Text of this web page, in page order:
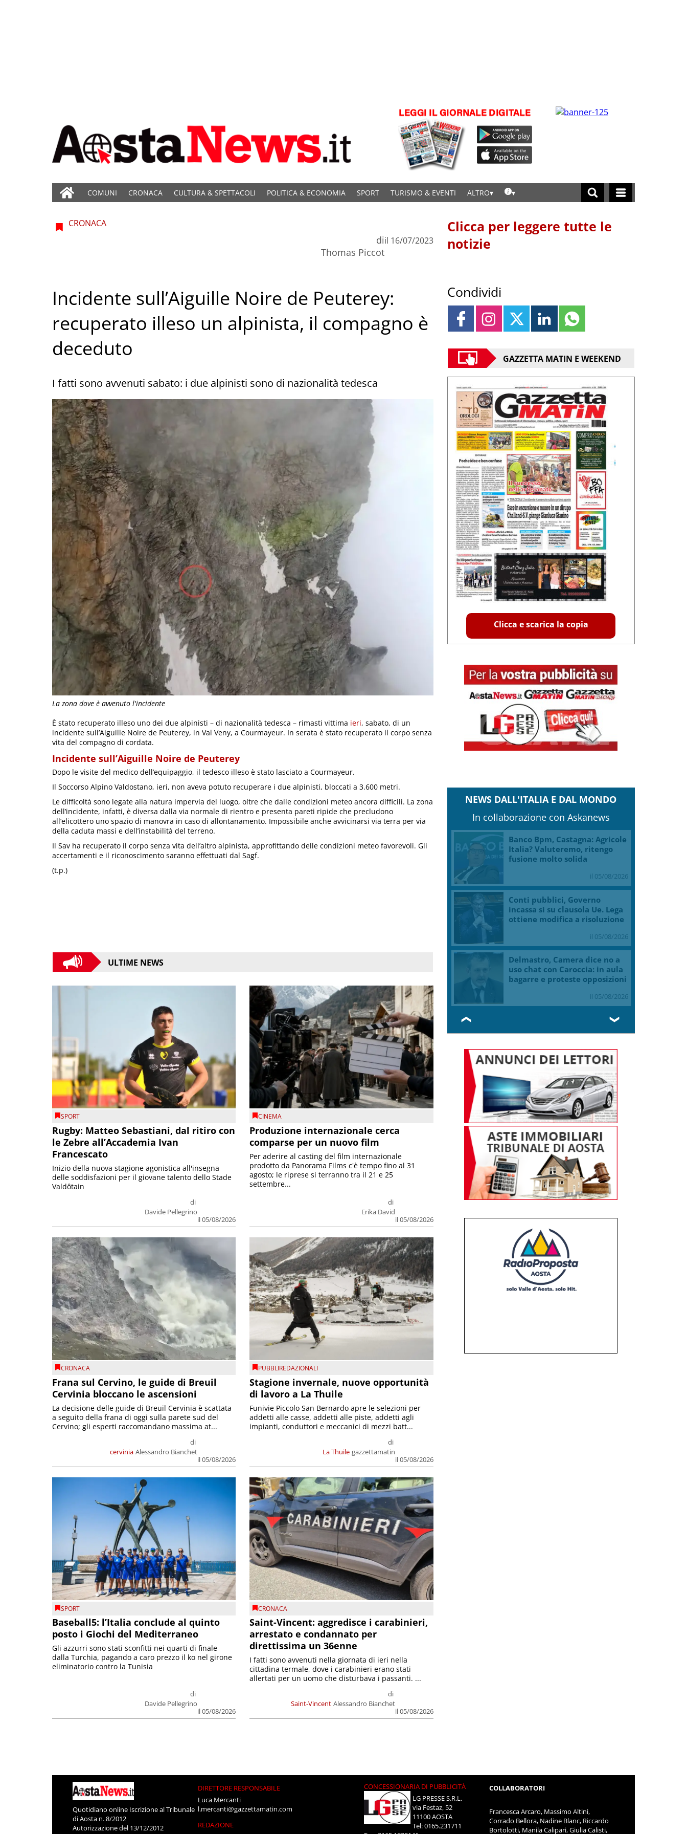
COMUNI CRONACA CULTURA & SPETTACOLI POLITICA & ECONOMIA SPORT TURISMO & EVENTI ALTRO
La zona dove è avvenuto l'incidente
CRONACA
di
Thomas Piccot
il 16/07/2023
Incidente sull’Aiguille Noire de Peuterey:
recuperato illeso un alpinista, il compagno è
deceduto
I fatti sono avvenuti sabato: i due alpinisti sono di nazionalità tedesca
È stato recuperato illeso uno dei due alpinisti – di nazionalità tedesca – rimasti vittima ieri, sabato, di un
incidente sull’Aiguille Noire de Peuterey, in Val Veny, a Courmayeur. In serata è stato recuperato il corpo senza
vita del compagno di cordata.
Incidente sull’Aiguille Noire de Peuterey
Dopo le visite del medico dell’equipaggio, il tedesco illeso è stato lasciato a Courmayeur.
Il Soccorso Alpino Valdostano, ieri, non aveva potuto recuperare i due alpinisti, bloccati a 3.600 metri.
Le difficoltà sono legate alla natura impervia del luogo, oltre che dalle condizioni meteo ancora difficili. La zona
dell’incidente, infatti, è diversa dalla via normale di rientro e presenta pareti ripide che precludono
all’elicottero uno spazio di manovra in caso di allontanamento. Impossibile anche avvicinarsi via terra per via
della caduta massi e dell’instabilità del terreno.
Il Sav ha recuperato il corpo senza vita dell’altro alpinista, approfittando delle condizioni meteo favorevoli. Gli
accertamenti e il riconoscimento saranno effettuati dal Sagf.
(t.p.)
ULTIME NEWS
SPORT
Rugby: Matteo Sebastiani, dal ritiro con
le Zebre all’Accademia Ivan
Francescato
di
Davide Pellegrino
il 05/08/2026
Inizio della nuova stagione agonistica all'insegna
delle soddisfazioni per il giovane talento dello Stade
Valdôtain
CINEMA
Produzione internazionale cerca
comparse per un nuovo film
di
Erika David
il 05/08/2026
Per aderire al casting del film internazionale
prodotto da Panorama Films c'è tempo fino al 31
agosto; le riprese si terranno tra il 21 e 25
settembre...
CRONACA
Frana sul Cervino, le guide di Breuil
Cervinia bloccano le ascensioni
cervinia
di
Alessandro Bianchet
il 05/08/2026
La decisione delle guide di Breuil Cervinia è scattata
a seguito della frana di oggi sulla parete sud del
Cervino; gli esperti raccomandano massima at...
PUBBLIREDAZIONALI
Stagione invernale, nuove opportunità
di lavoro a La Thuile
La Thuile
di
gazzettamatin
il 05/08/2026
Funivie Piccolo San Bernardo apre le selezioni per
addetti alle casse, addetti alle piste, addetti agli
impianti, conduttori e meccanici di mezzi batt...
SPORT
Baseball5: l’Italia conclude al quinto
posto i Giochi del Mediterraneo
di
Davide Pellegrino
il 05/08/2026
Gli azzurri sono stati sconfitti nei quarti di finale
dalla Turchia, pagando a caro prezzo il ko nel girone
eliminatorio contro la Tunisia
CRONACA
Saint-Vincent: aggredisce i carabinieri,
arrestato e condannato per
direttissima un 36enne
Saint-Vincent
di
Alessandro Bianchet
il 05/08/2026
I fatti sono avvenuti nella giornata di ieri nella
cittadina termale, dove i carabinieri erano stati
allertati per un uomo che disturbava i passanti. ...
Clicca per leggere tutte le
notizie
Condividi
GAZZETTA MATIN E WEEKEND
Clicca e scarica la copia
NEWS DALL'ITALIA E DAL MONDO
In collaborazione con Askanews
Banco Bpm, Castagna: Agricole
Italia? Valuteremo, ritengo
fusione molto solida
il 05/08/2026
Conti pubblici, Governo
incassa sì su clausola Ue. Lega
ottiene modifica a risoluzione
il 05/08/2026
Delmastro, Camera dice no a
uso chat con Caroccia: in aula
bagarre e proteste opposizioni
il 05/08/2026
❮ ❯
Quotidiano online Iscrizione al Tribunale
di Aosta n. 8/2012
Autorizzazione del 13/12/2012
DIRETTORE RESPONSABILE
Luca Mercanti
l.mercanti@gazzettamatin.com
REDAZIONE
CONCESSIONARIA DI PUBBLICITÀ
LG PRESSE S.R.L.
via Festaz, 52
11100 AOSTA
Tel: 0165.231711
COLLABORATORI
Francesca Arcaro, Massimo Altini,
Corrado Bellora, Nadine Blanc, Riccardo
Bortolotti, Manila Calipari, Giulia Calisti,